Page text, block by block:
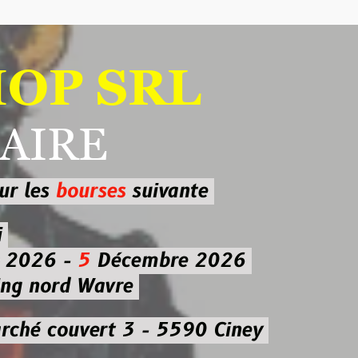
SRL
suivante
5Décembre 2026
Wavre
3 - 5590 Ciney